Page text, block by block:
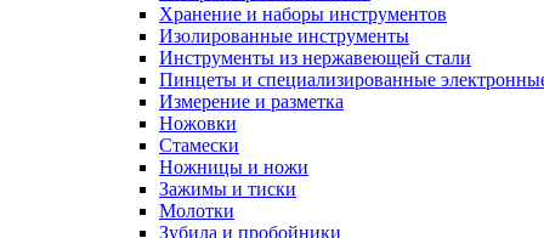
Хранение и наборы инструментов
Изолированные инструменты
Инструменты из нержавеющей стали
Пинцеты и специализированные
Измерение и разметка
Ножовки
Стамески
Ножницы и ножи
Зажимы и тиски
Молотки
Зубила и пробойники